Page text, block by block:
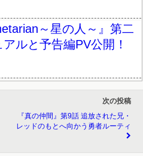
～星の人～』第二
ルと予告編PV公開！
次の投稿
『真の仲間』第9話 追放された兄・
レッドのもとへ向かう勇者ルーティ